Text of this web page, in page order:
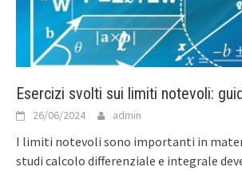
Esercizi svolti sui limiti notevoli:
26/06/2024 admin
I limiti notevoli sono importanti in
studi calcolo differenziale e integrale